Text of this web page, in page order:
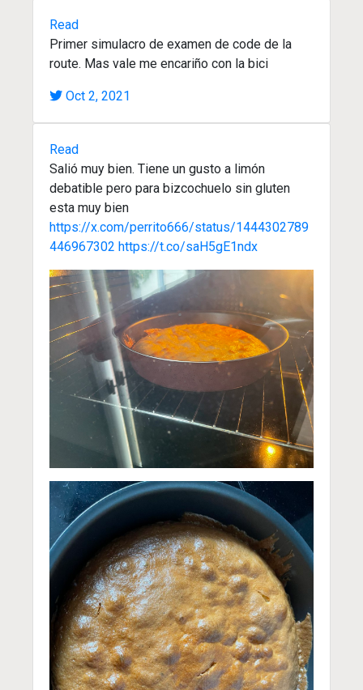
Read
Primer simulacro de examen de code de la
route. Mas vale me encariño con la bici
Oct 2, 2021
Read
Salió muy bien. Tiene un gusto a limón
debatible pero para bizcochuelo sin gluten
esta muy bien
https://x.com/perrito666/status/1444302789
446967302 https://t.co/saH5gE1ndx